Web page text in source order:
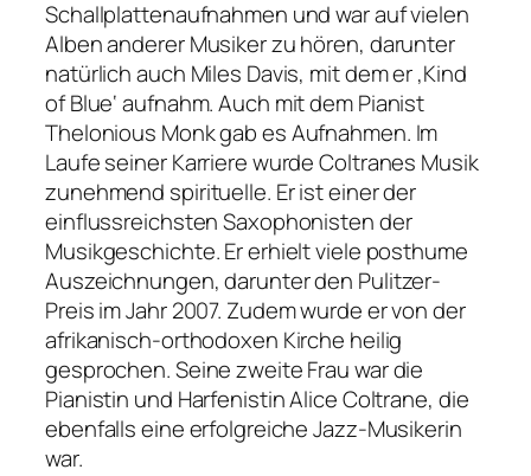
Schallplattenaufnahmen und war auf vielen
Alben anderer Musiker zu hören, darunter
natürlich auch Miles Davis, mit dem er ‚Kind
of Blue‘ aufnahm. Auch mit dem Pianist
Thelonious Monk gab es Aufnahmen. Im
Laufe seiner Karriere wurde Coltranes Musik
zunehmend spirituelle. Er ist einer der
einflussreichsten Saxophonisten der
Musikgeschichte. Er erhielt viele posthume
Auszeichnungen, darunter den Pulitzer-
Preis im Jahr 2007. Zudem wurde er von der
afrikanisch-orthodoxen Kirche heilig
gesprochen. Seine zweite Frau war die
Pianistin und Harfenistin Alice Coltrane, die
ebenfalls eine erfolgreiche Jazz-Musikerin
war.